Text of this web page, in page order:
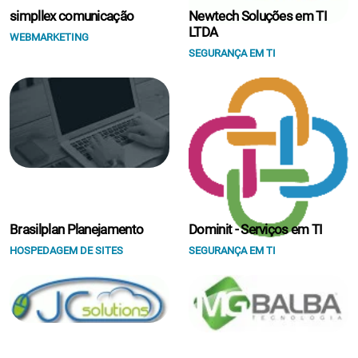
simpllex comunicação
WEBMARKETING
Newtech Soluções em TI
LTDA
SEGURANÇA EM TI
Brasilplan Planejamento
HOSPEDAGEM DE SITES
Dominit - Serviços em TI
SEGURANÇA EM TI